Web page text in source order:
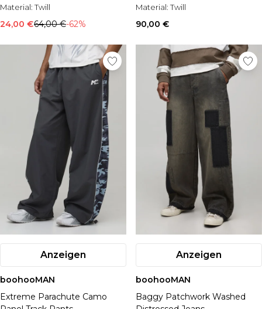
Material:Twill
24,00 €64,00 €-62%
Material:Twill
90,00 €
Anzeigen
boohooMAN
Extreme Parachute Camo
Anzeigen
boohooMAN
Baggy Patchwork Washed